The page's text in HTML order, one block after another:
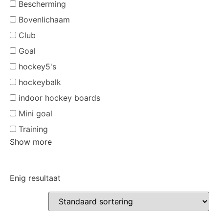
Bescherming
Bovenlichaam
Club
Goal
hockey5's
hockeybalk
indoor hockey boards
Mini goal
Training
Show more
Enig resultaat